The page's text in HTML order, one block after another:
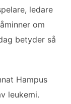
ledare
om
betyder så
Hampus
leukemi.